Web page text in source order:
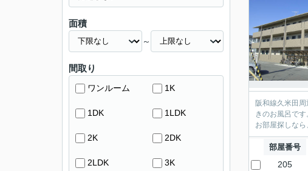
阪和線久米田
きのお風呂で
お部屋探しなら
部屋番号
205
面積
～
間取り
ワンルーム 1K
1DK 1LDK
2K 2DK
2LDK 3K